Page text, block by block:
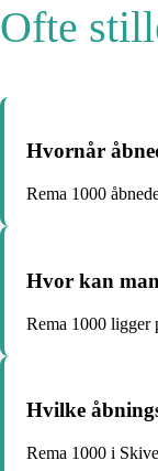
Ofte
Hvornår
Rema 1000
Hvor kan
Rema 1000 ligger
Hvilke
Rema 1000 i